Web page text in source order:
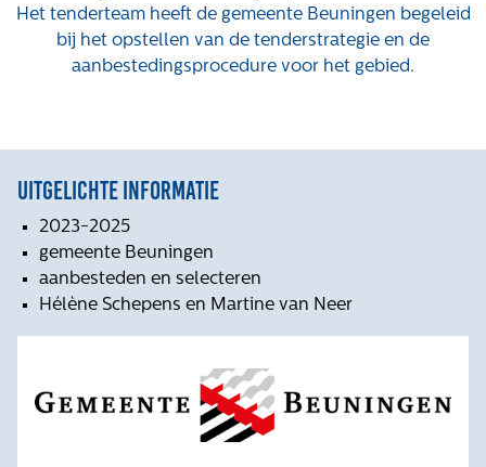
Over ons
Onze mensen
Werken bij Gloudemans
Actueel
Het tenderteamheeft de gemeente Beuningen begeleid
bij het opstellen van de tenderstrategie en de
aanbestedingsprocedure voor het gebied.
Uitgelichte informatie
2023-2025
gemeente Beuningen
aanbesteden en selecteren
Hélène Schepens en Martine van Neer